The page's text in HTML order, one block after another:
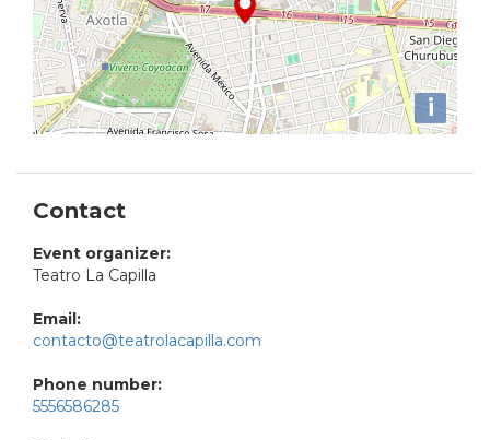
i
Contact
Event organizer:
Teatro La Capilla
Email:
contacto@teatrolacapilla.com
Phone number:
5556586285